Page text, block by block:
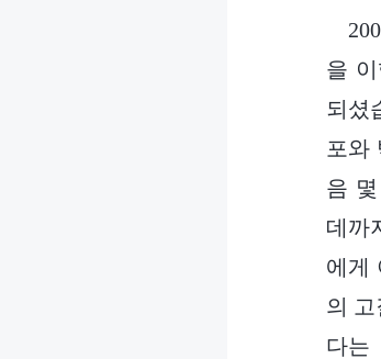
을
되셨
포와
음
데까
에게
의
다는